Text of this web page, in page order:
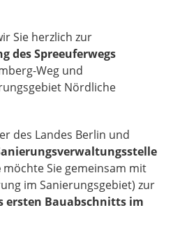
Sie herzlich zur
des Spreeuferwegs
Weg und
Nördliche
des Landes Berlin und
möchte Sie gemeinsam mit
im Sanierungsgebiet) zur
ersten Bauabschnitts im